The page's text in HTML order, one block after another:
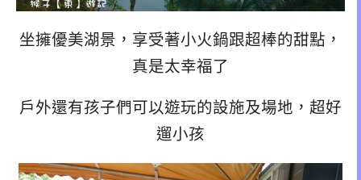
坐擁優美湖景，享受著小火鍋跟超棒的甜點，
真是太幸福了
戶外還有孩子們可以遊玩的設施及場地，超好
遛小孩